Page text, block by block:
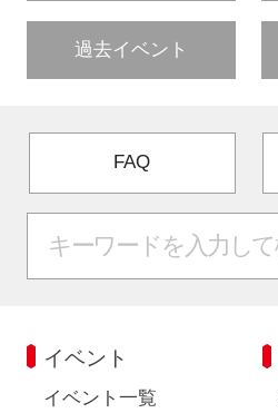
過去イベント
FAQ
イベント
イベント一覧